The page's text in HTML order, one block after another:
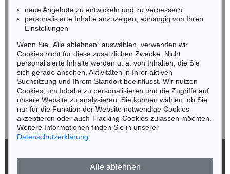
Im Lehnstuhl Sitzende von vorne , 1904
Ergebnis:€ 50.000
Liebespaar, 1908
Ergebnis:€ 48.800
Auktion 509 - Lot 287
Ergebnis:
Keine Auktion mehr verpassen!
Wir informieren Sie rechtzeitig.
Jetzt zum Newsletter anmelden >
© 2026 Ketterer Kunst GmbH & Co. KG
Impressum
neue Angebote zu entwickeln und zu verbessern
personalisierte Inhalte anzuzeigen, abhängig von Ihren
Einstellungen
Wenn Sie „Alle ablehnen“ auswählen, verwenden wir
Cookies nicht für diese zusätzlichen Zwecke. Nicht
personalisierte Inhalte werden u. a. von Inhalten, die Sie
sich gerade ansehen, Aktivitäten in Ihrer aktiven
Suchsitzung und Ihrem Standort beeinflusst. Wir nutzen
Cookies, um Inhalte zu personalisieren und die Zugriffe auf
unsere Website zu analysieren. Sie können wählen, ob Sie
nur für die Funktion der Website notwendige Cookies
akzeptieren oder auch Tracking-Cookies zulassen möchten.
Weitere Informationen finden Sie in unserer
Datenschutzerklärung
Alle ablehnen